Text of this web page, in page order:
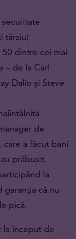
târziu)
dintre cei mai
– de la Carl
Dalio și Steve
de
a făcut bani
prăbușit.
la
garanția că nu
pică.
la început de